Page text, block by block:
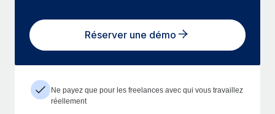
Réserver une démo
Ne payez que pour les freelances avec qui vous travaillez
réellement